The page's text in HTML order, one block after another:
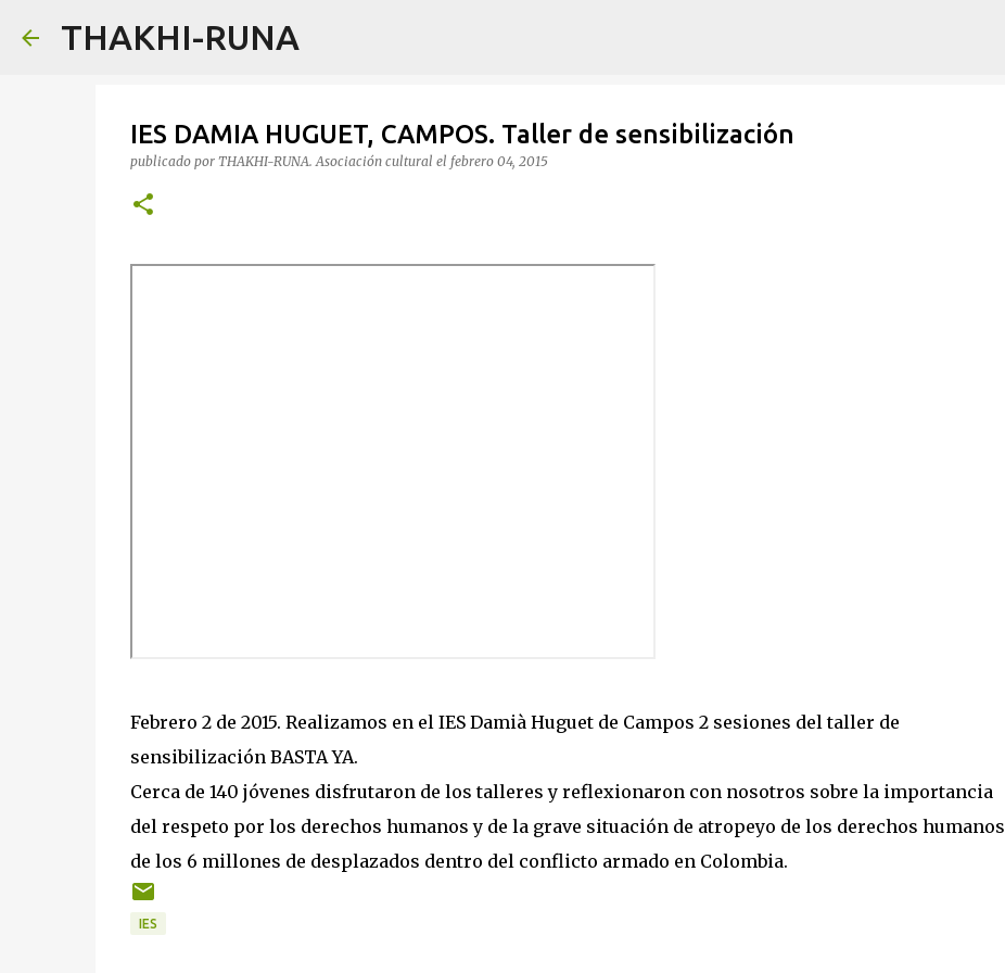
THAKHI-RUNA
IES DAMIA HUGUET, CAMPOS. Taller de sensibilización
publicado por THAKHI-RUNA. Asociación cultural el febrero 04, 2015
Febrero 2 de 2015. Realizamos en el IES Damià Huguet de Campos 2 sesiones del taller de
sensibilización BASTA YA.
Cerca de 140 jóvenes disfrutaron de los talleres y reflexionaron con nosotros sobre la importancia
del respeto por los derechos humanos y de la grave situación de atropeyo de los derechos humanos
de los 6 millones de desplazados dentro del conflicto armado en Colombia.
IES